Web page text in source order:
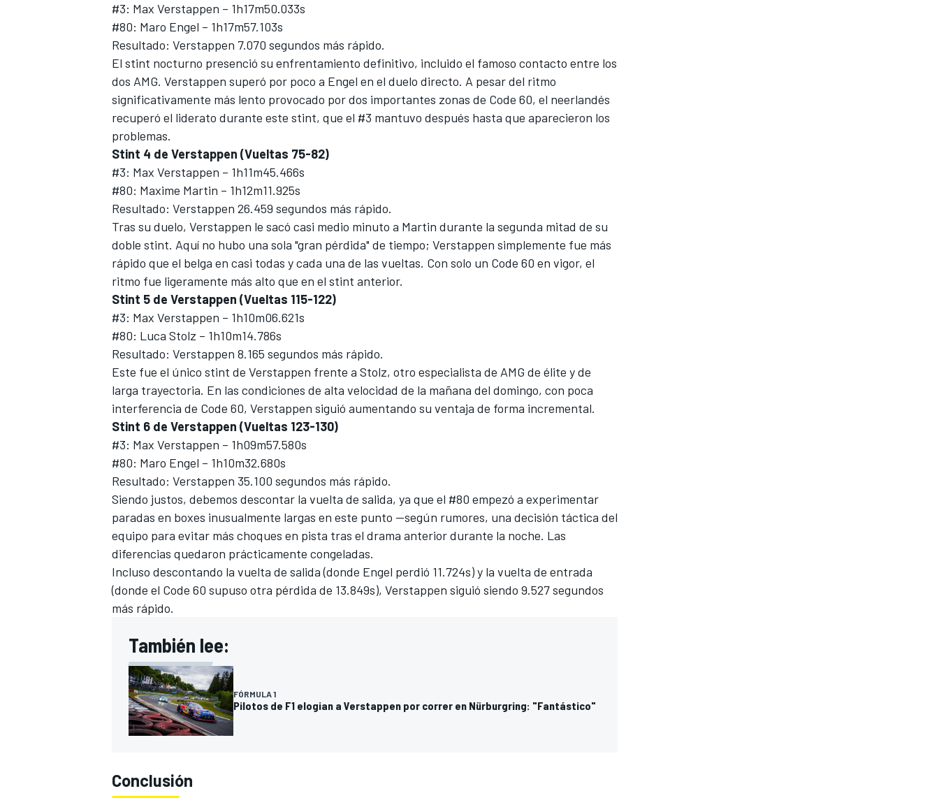
#3: Max Verstappen – 1h17m50.033s
#80: Maro Engel – 1h17m57.103s
Resultado: Verstappen 7.070 segundos más rápido.
El stint nocturno presenció su enfrentamiento definitivo, incluido el famoso contacto entre los
dos AMG. Verstappen superó por poco a Engel en el duelo directo. A pesar del ritmo
significativamente más lento provocado por dos importantes zonas de Code 60, el neerlandés
recuperó el liderato durante este stint, que el #3 mantuvo después hasta que aparecieron los
problemas.
Stint 4 de Verstappen (Vueltas 75-82)
#3: Max Verstappen – 1h11m45.466s
#80: Maxime Martin – 1h12m11.925s
Resultado: Verstappen 26.459 segundos más rápido.
Tras su duelo, Verstappen le sacó casi medio minuto a Martin durante la segunda mitad de su
doble stint. Aquí no hubo una sola "gran pérdida" de tiempo; Verstappen simplemente fue más
rápido que el belga en casi todas y cada una de las vueltas. Con solo un Code 60 en vigor, el
ritmo fue ligeramente más alto que en el stint anterior.
Stint 5 de Verstappen (Vueltas 115-122)
#3: Max Verstappen – 1h10m06.621s
#80: Luca Stolz – 1h10m14.786s
Resultado: Verstappen 8.165 segundos más rápido.
Este fue el único stint de Verstappen frente a Stolz, otro especialista de AMG de élite y de
larga trayectoria. En las condiciones de alta velocidad de la mañana del domingo, con poca
interferencia de Code 60, Verstappen siguió aumentando su ventaja de forma incremental.
Stint 6 de Verstappen (Vueltas 123-130)
#3: Max Verstappen – 1h09m57.580s
#80: Maro Engel – 1h10m32.680s
Resultado: Verstappen 35.100 segundos más rápido.
Siendo justos, debemos descontar la vuelta de salida, ya que el #80 empezó a experimentar
paradas en boxes inusualmente largas en este punto —según rumores, una decisión táctica del
equipo para evitar más choques en pista tras el drama anterior durante la noche. Las
diferencias quedaron prácticamente congeladas.
Incluso descontando la vuelta de salida (donde Engel perdió 11.724s) y la vuelta de entrada
(donde el Code 60 supuso otra pérdida de 13.849s), Verstappen siguió siendo 9.527 segundos
más rápido.
También lee:
FÓRMULA 1
Pilotos de F1 elogian a Verstappen por correr en Nürburgring: "Fantástico"
Conclusión